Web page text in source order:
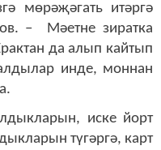
мөрәҗәгать итәргә
– Мәетне зиратка
да алып кайтып
инде, моннан
иске йорт
түгәргә, карт